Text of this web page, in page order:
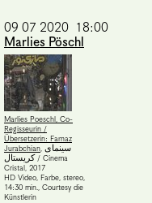
09 07 2020 18:00
Marlies Pöschl
Marlies Poeschl, Co-
Regisseurin /
Übersetzerin: Farnaz
Jurabchian, سینمای
کریستال / Cinema
Cristal, 2017
HD Video, Farbe, stereo,
14:30 min., Courtesy die
Künstlerin